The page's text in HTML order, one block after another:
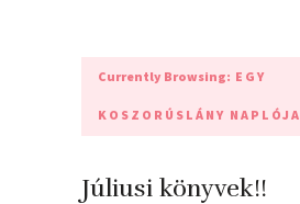
Currently Browsing: EGY
KOSZORÚSLÁNY NAPLÓJA
Júliusi könyvek!!